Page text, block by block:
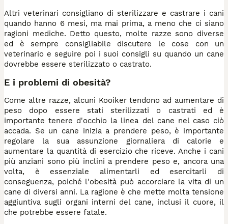
Altri veterinari consigliano di sterilizzare e castrare i cani
quando hanno 6 mesi, ma mai prima, a meno che ci siano
ragioni mediche. Detto questo, molte razze sono diverse
ed è sempre consigliabile discutere le cose con un
veterinario e seguire poi i suoi consigli su quando un cane
dovrebbe essere sterilizzato o castrato.
E i problemi di obesità?
Come altre razze, alcuni Kooiker tendono ad aumentare di
peso dopo essere stati sterilizzati o castrati ed è
importante tenere d'occhio la linea del cane nel caso ciò
accada. Se un cane inizia a prendere peso, è importante
regolare la sua assunzione giornaliera di calorie e
aumentare la quantità di esercizio che riceve. Anche i cani
più anziani sono più inclini a prendere peso e, ancora una
volta, è essenziale alimentarli ed esercitarli di
conseguenza, poiché l'obesità può accorciare la vita di un
cane di diversi anni. La ragione è che mette molta tensione
aggiuntiva sugli organi interni del cane, inclusi il cuore, il
che potrebbe essere fatale.